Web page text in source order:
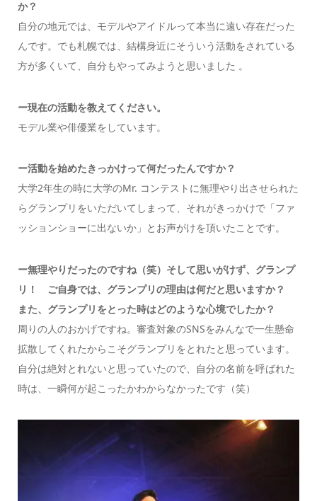
か？
自分の地元では、モデルやアイドルって本当に遠い存在だった
んです。でも札幌では、結構身近にそういう活動をされている
方が多くいて、自分もやってみようと思いました 。
ー現在の活動を教えてください。
モデル業や俳優業をしています。
ー活動を始めたきっかけって何だったんですか？
大学2年生の時に大学のMr. コンテストに無理やり出させられた
らグランプリをいただいてしまって、それがきっかけで「ファ
ッションショーに出ないか」とお声がけを頂いたことです。
ー無理やりだったのですね（笑）そして思いがけず、グランプ
リ！ ご自身では、グランプリの理由は何だと思いますか？
また、グランプリをとった時はどのような心境でしたか？
周りの人のおかげですね。審査対象のSNSをみんなで一生懸命
拡散してくれたからこそグランプリをとれたと思っています。
自分は絶対とれないと思っていたので、自分の名前を呼ばれた
時は、一瞬何が起こったかわからなかったです（笑）